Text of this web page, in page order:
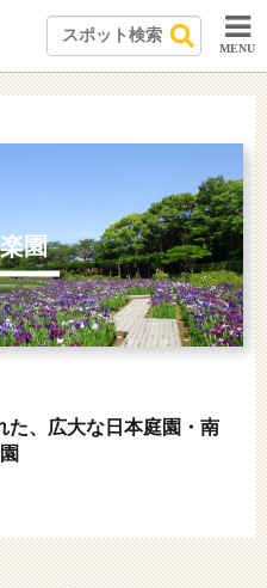
MENU
園
た、広大な日本庭園・南